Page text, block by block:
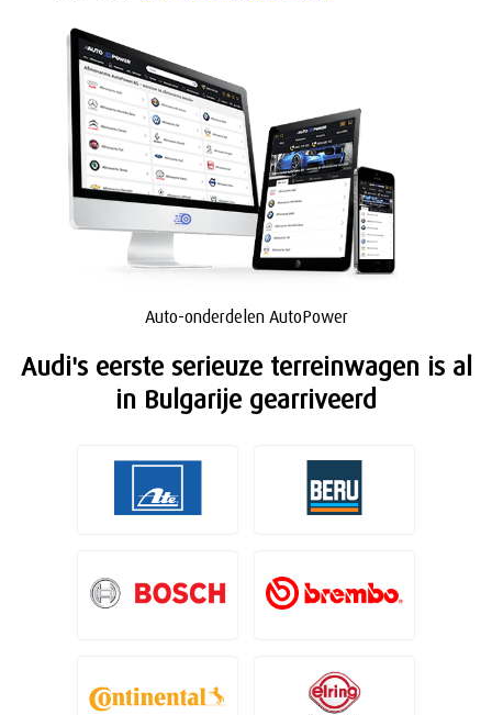
Auto-onderdelen AutoPower
Audi's eerste serieuze terreinwagen is al
in Bulgarije gearriveerd